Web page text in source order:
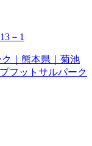
－1
｜熊本県｜菊池
フットサルパーク